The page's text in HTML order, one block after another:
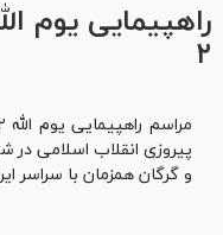
۲
پیروزی انقلاب اسلامی در
و گرگان همزمان با سراسر